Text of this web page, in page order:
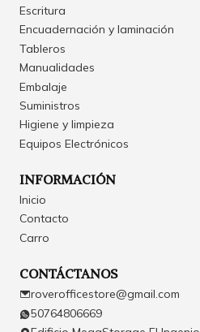
Escritura
Encuadernación y laminación
Tableros
Manualidades
Embalaje
Suministros
Higiene y limpieza
Equipos Electrónicos
INFORMACIÓN
Inicio
Contacto
Carro
CONTÁCTANOS
roverofficestore@gmail.com
50764806669